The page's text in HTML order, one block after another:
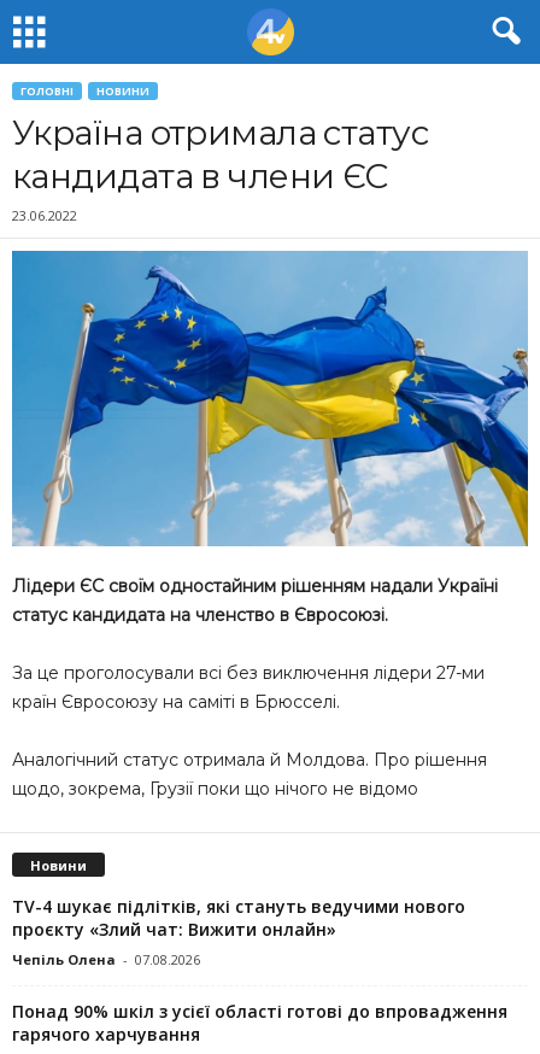
ГОЛОВНІ НОВИНИ
Україна отримала статус
кандидата в члени ЄС
23.06.2022
Лідери ЄС своїм одностайним рішенням надали Україні
статус кандидата на членство в Євросоюзі.
За це проголосували всі без виключення лідери 27-ми
країн Євросоюзу на саміті в Брюсселі.
Аналогічний статус отримала й Молдова. Про рішення
щодо, зокрема, Грузії поки що нічого не відомо
Новини
TV-4 шукає підлітків, які стануть ведучими нового
проєкту «Злий чат: Вижити онлайн»
Чепіль Олена - 07.08.2026
Понад 90% шкіл з усієї області готові до впровадження
гарячого харчування